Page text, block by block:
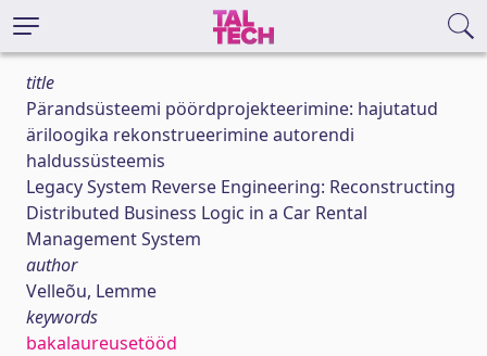
title
Pärandsüsteemi pöördprojekteerimine: hajutatud
äriloogika rekonstrueerimine autorendi
haldussüsteemis
Legacy System Reverse Engineering: Reconstructing
Distributed Business Logic in a Car Rental
Management System
author
Velleõu, Lemme
keywords
bakalaureusetööd